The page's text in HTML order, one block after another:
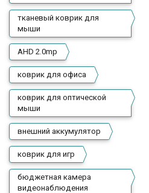
тканевый коврик для
мыши
AHD 2.0mp
коврик для офиса
коврик для оптической
мыши
внешний аккумулятор
коврик для игр
бюджетная камера
видеонаблюдения